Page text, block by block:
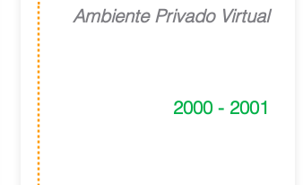
Ambiente Privado Virtual
2000 - 2001